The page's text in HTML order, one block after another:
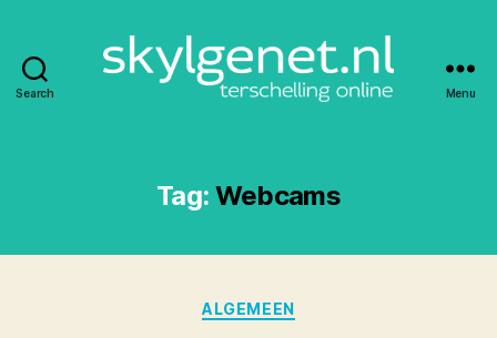
Search
online
Menu
Tag: Webcams
Categories
ALGEMEEN